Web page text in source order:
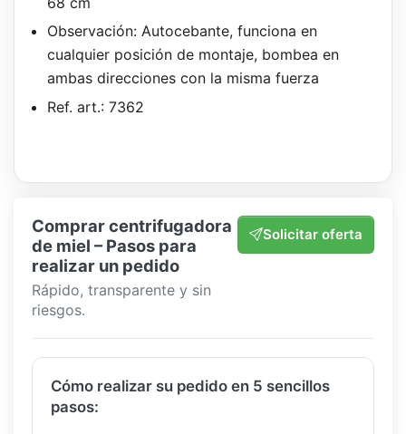
Observación: Autocebante, funciona en
cualquier posición de montaje, bombea en
ambas direcciones con la misma fuerza
Ref. art.: 7362
Comprar centrifugadora
de miel – Pasos para
realizar un pedido
Rápido, transparente y sin
riesgos.
Solicitar oferta
Cómo realizar su pedido en 5 sencillos
pasos: